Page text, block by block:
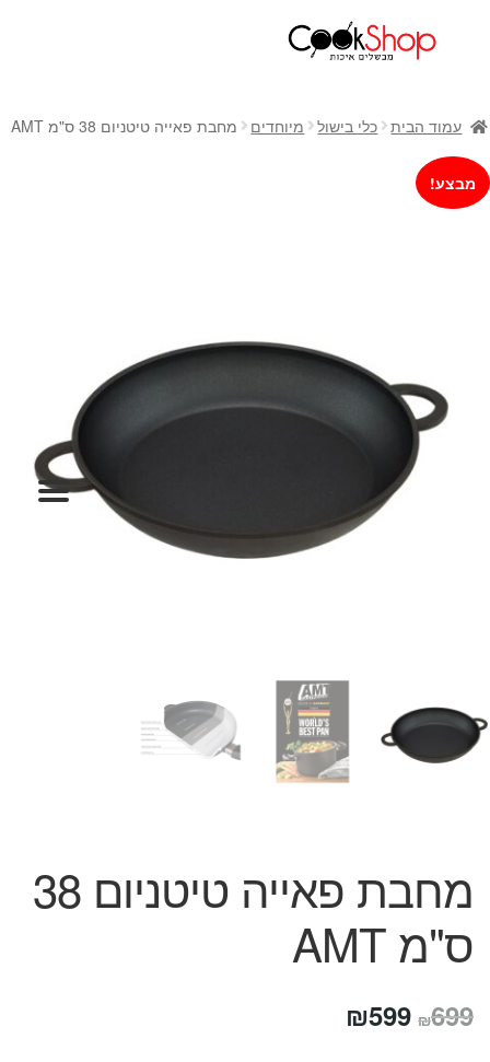
חנות
כלי בישול
סירים
מחבתות
אפייה
קפה ותה
גיפט קארד
כלי בית
המותגים שלנו
תשלום
עמוד הבית כלי בישול מיוחדים מחבת פאייה טיטניום 38 ס"מ AMT
מבצע!
מחבת פאייה טיטניום 38
ס"מ AMT
₪699 המחיר
₪599